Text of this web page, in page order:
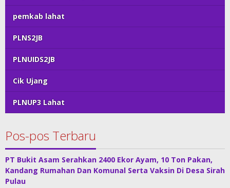
pemkab lahat
PLNS2JB
PLNUIDS2JB
Cik Ujang
PLNUP3 Lahat
Pos-pos Terbaru
PT Bukit Asam Serahkan 2400 Ekor Ayam, 10 Ton Pakan,
Kandang Rumahan Dan Komunal Serta Vaksin Di Desa Sirah
Pulau